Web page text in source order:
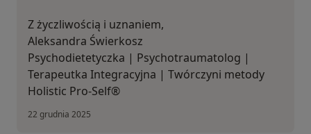
Z życzliwością i uznaniem,
Aleksandra Świerkosz
Psychodietetyczka | Psychotraumatolog |
Terapeutka Integracyjna | Twórczyni metody
Holistic Pro-Self®
22 grudnia 2025